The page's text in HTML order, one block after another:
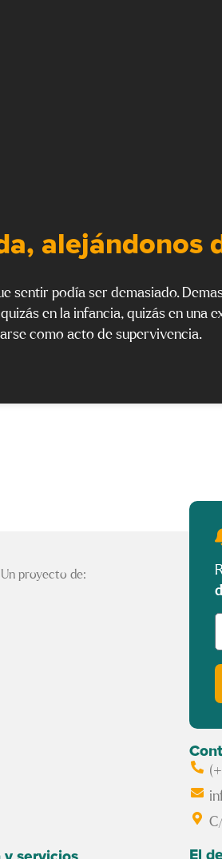
alejándonos
sentir podía ser demasiado.
en la infancia, quizás en una
como acto de supervivencia.
Un proyecto de:
El